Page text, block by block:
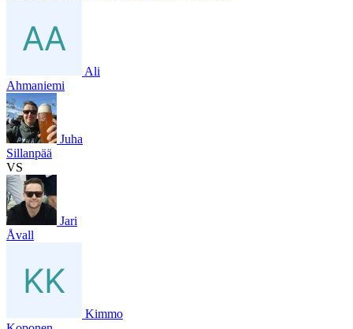
Ali
Ahmaniemi
Juha
Sillanpää
VS
Jari
Åvall
Kimmo